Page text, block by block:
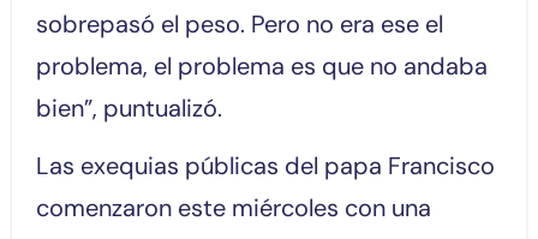
sobrepasó el peso. Pero no era ese el
problema, el problema es que no andaba
bien”, puntualizó.
Las exequias públicas del papa Francisco
comenzaron este miércoles con una